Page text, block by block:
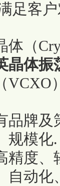
足客
体（
晶体振
VCXO
品牌
规模化.
精度、
自动化